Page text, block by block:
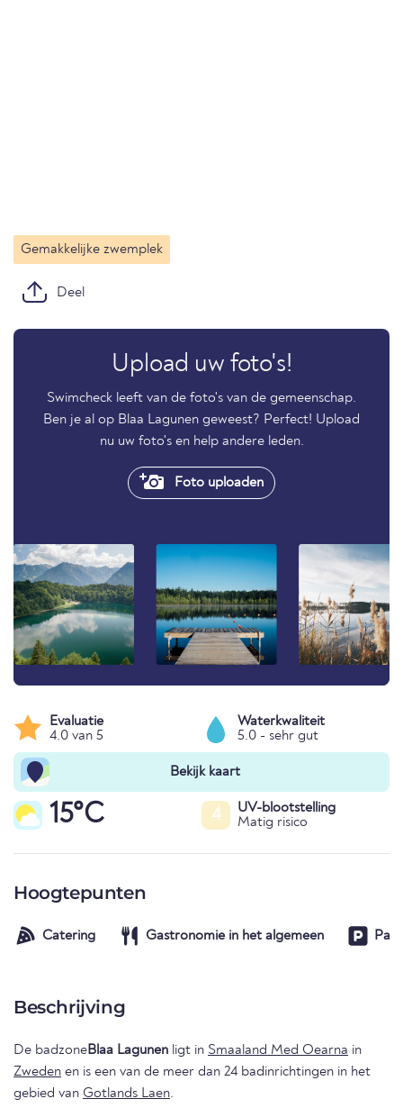
Gemakkelijke zwemplek
Deel
Upload uw foto's!
Swimcheck leeft van de foto's van de gemeenschap.
Ben je al op Blaa Lagunen geweest? Perfect! Upload
nu uw foto's en help andere leden.
Foto uploaden
Evaluatie
4.0 van 5
Waterkwaliteit
5.0 - sehr gut
Bekijk kaart
15°C 4
UV-blootstelling
Matig risico
Hoogtepunten
Catering Gastronomie in het algemeen
Beschrijving
De badzoneBlaa Lagunen ligt in Smaaland Med Oearna in
Zweden en is een van de meer dan 24 badinrichtingen in het
gebied van Gotlands Laen.